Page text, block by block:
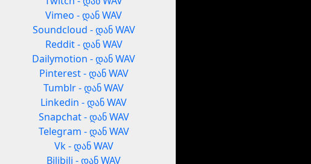
Vimeo - დან WAV
Soundcloud - დან WAV
Reddit - დან WAV
Dailymotion - დან WAV
Pinterest - დან WAV
Tumblr - დან WAV
Linkedin - დან WAV
Snapchat - დან WAV
Telegram - დან WAV
Vk - დან WAV
Bilibili - დან WAV